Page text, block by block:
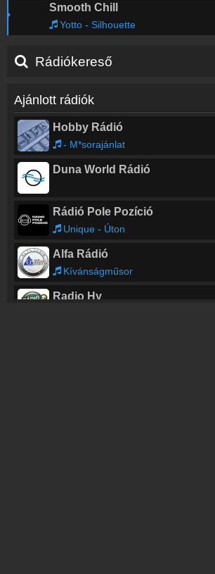
Smooth Chill
Yotto - Silhouette
Rádiókereső
Ajánlott rádiók
Hobby Rádió
- M*sorajánlat
Duna World Rádió
Rádió Pole Pozíció
Unique - Úton
Alfa Rádió
Kívánságműsor
Radio Hy